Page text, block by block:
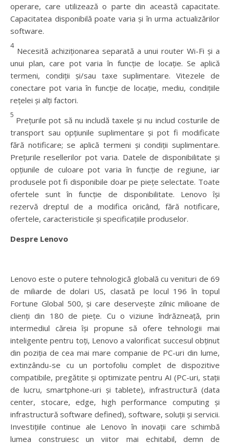
operare, care utilizează o parte din această capacitate.
Capacitatea disponibilă poate varia și în urma actualizărilor
software.
4
Necesită achiziționarea separată a unui router Wi-Fi și a
unui plan, care pot varia în funcție de locație. Se aplică
termeni, condiții și/sau taxe suplimentare. Vitezele de
conectare pot varia în funcție de locație, mediu, condițiile
rețelei și alți factori.
5
Prețurile pot să nu includă taxele și nu includ costurile de
transport sau opțiunile suplimentare și pot fi modificate
fără notificare; se aplică termeni și condiții suplimentare.
Prețurile resellerilor pot varia. Datele de disponibilitate și
opțiunile de culoare pot varia în funcție de regiune, iar
produsele pot fi disponibile doar pe piețe selectate. Toate
ofertele sunt în funcție de disponibilitate. Lenovo își
rezervă dreptul de a modifica oricând, fără notificare,
ofertele, caracteristicile și specificațiile produselor.
Despre Lenovo
Lenovo este o putere tehnologică globală cu venituri de 69
de miliarde de dolari US, clasată pe locul 196 în topul
Fortune Global 500, și care deservește zilnic milioane de
clienți din 180 de piețe. Cu o viziune îndrăzneață, prin
intermediul căreia își propune să ofere tehnologii mai
inteligente pentru toți, Lenovo a valorificat succesul obținut
din poziția de cea mai mare companie de PC-uri din lume,
extinzându-se cu un portofoliu complet de dispozitive
compatibile, pregătite și optimizate pentru AI (PC-uri, stații
de lucru, smartphone-uri și tablete), infrastructură (data
center, stocare, edge, high performance computing și
infrastructură software defined), software, soluții și servicii.
Investițiile continue ale Lenovo în inovații care schimbă
lumea construiesc un viitor mai echitabil, demn de